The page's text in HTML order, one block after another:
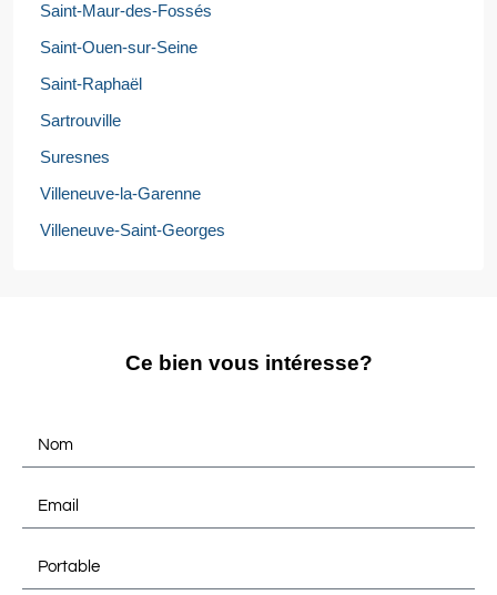
Saint-Maur-des-Fossés
Saint-Ouen-sur-Seine
Saint-Raphaël
Sartrouville
Suresnes
Villeneuve-la-Garenne
Villeneuve-Saint-Georges
Ce bien vous intéresse?